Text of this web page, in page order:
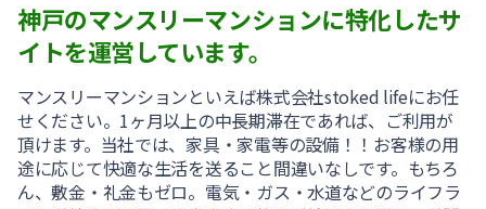
神戸のマンスリーマンションに特化したサ
イトを運営しています。
マンスリーマンションといえば株式会社stoked lifeにお任
せください。1ヶ月以上の中長期滞在であれば、ご利用が
頂けます。当社では、家具・家電等の設備！！お客様の用
途に応じて快適な生活を送ること間違いなしです。もちろ
ん、敷金・礼金もゼロ。電気・ガス・水道などのライフラ